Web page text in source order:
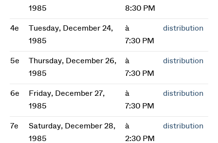
1985
8:30 PM
4e
Tuesday, December 24,
1985
à
7:30 PM
distribution
5e
Thursday, December 26,
1985
à
7:30 PM
distribution
6e
Friday, December 27,
1985
à
7:30 PM
distribution
7e
Saturday, December 28,
1985
à
2:30 PM
distribution